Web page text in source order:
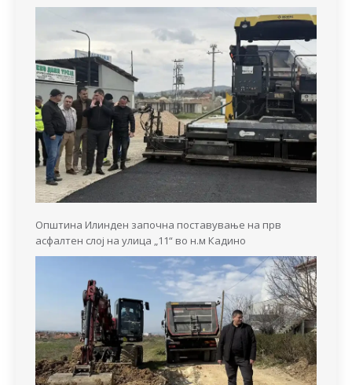
Општина Илинден започна поставување на прв
асфалтен слој на улица „11“ во н.м Кадино